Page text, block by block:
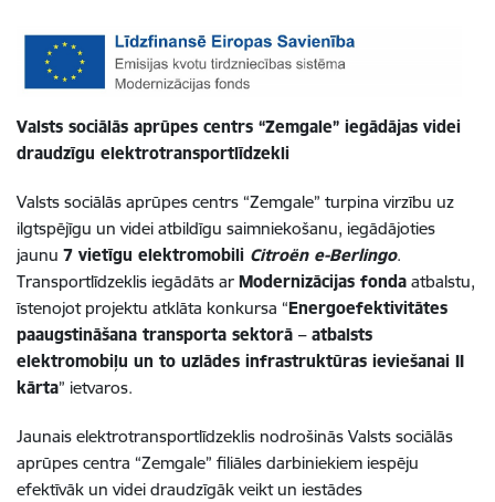
Valsts sociālās aprūpes centrs “Zemgale” iegādājas videi
draudzīgu elektrotransportlīdzekli
Valsts sociālās aprūpes centrs “Zemgale” turpina virzību uz
ilgtspējīgu un videi atbildīgu saimniekošanu, iegādājoties
jaunu 7 vietīgu elektromobili Citroën e-Berlingo.
Transportlīdzeklis iegādāts ar Modernizācijas fonda atbalstu,
īstenojot projektu atklāta konkursa “Energoefektivitātes
paaugstināšana transporta sektorā – atbalsts
elektromobiļu un to uzlādes infrastruktūras ieviešanai II
kārta” ietvaros.
Jaunais elektrotransportlīdzeklis nodrošinās Valsts sociālās
aprūpes centra “Zemgale” filiāles darbiniekiem iespēju
efektīvāk un videi draudzīgāk veikt un iestādes